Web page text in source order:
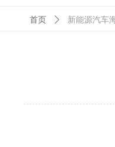
首页 ꄲ 新能源汽车